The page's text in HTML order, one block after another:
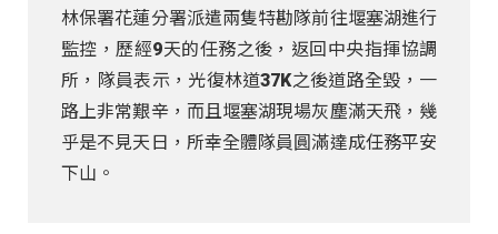
林保署花蓮分署派遣兩隻特勘隊前往堰塞湖進行
監控，歷經9天的任務之後，返回中央指揮協調
所，隊員表示，光復林道37K之後道路全毀，一
路上非常艱辛，而且堰塞湖現場灰塵滿天飛，幾
乎是不見天日，所幸全體隊員圓滿達成任務平安
下山。